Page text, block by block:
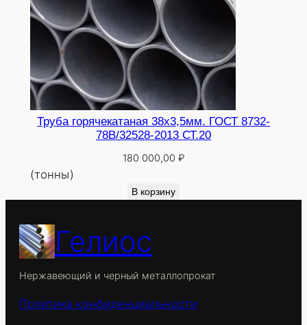
Труба горячекатаная 38х3,5мм. ГОСТ 8732-
78В/32528-2013 СТ.20
180 000,00 ₽
(тонны)
В корзину
Гелиос
Нержавеющий и черный металлопрокат
Политика конфиденциальности